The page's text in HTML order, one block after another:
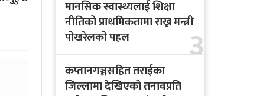
३
मानसिक स्वास्थ्यलाई शिक्षा
नीतिको प्राथमिकतामा राख्न मन्त्री
पोखरेलको पहल
कप्तानगञ्जसहित तराईका
जिल्लामा देखिएको तनावप्रति